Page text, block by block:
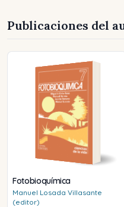
Publicaciones del
Fotobioquímica
Manuel Losada Villasante
(editor)